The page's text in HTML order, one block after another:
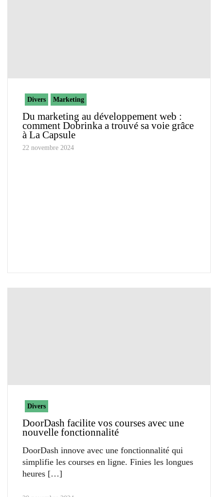
Divers Marketing
Du marketing au développement web :
comment Dobrinka a trouvé sa voie grâce
à La Capsule
22 novembre 2024
Divers
DoorDash facilite vos courses avec une
nouvelle fonctionnalité
DoorDash innove avec une fonctionnalité qui
simplifie les courses en ligne. Finies les longues
heures